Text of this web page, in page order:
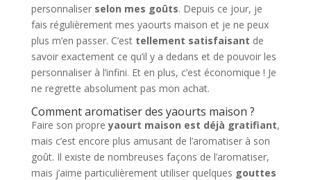
personnaliser selon mes goûts. Depuis ce jour, je
fais régulièrement mes yaourts maison et je ne peux
plus m’en passer. C’est tellement satisfaisant de
savoir exactement ce qu’il y a dedans et de pouvoir les
personnaliser à l’infini. Et en plus, c’est économique ! Je
ne regrette absolument pas mon achat.
Comment aromatiser des yaourts maison ?
Faire son propreyaourt maison est déjà gratifiant,
mais c’est encore plus amusant de l’aromatiser à son
goût. Il existe de nombreuses façons de l’aromatiser,
mais j’aime particulièrement utiliser quelques gouttes